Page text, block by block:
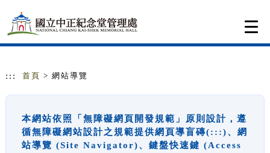
::: 首頁 > 網站導覽
本網站依照「無障礙網頁開發規範」原則設計，遵
循無障礙網站設計之規範提供網頁導盲磚(:::)、網
站導覽 (Site Navigator)、鍵盤快速鍵 (Access